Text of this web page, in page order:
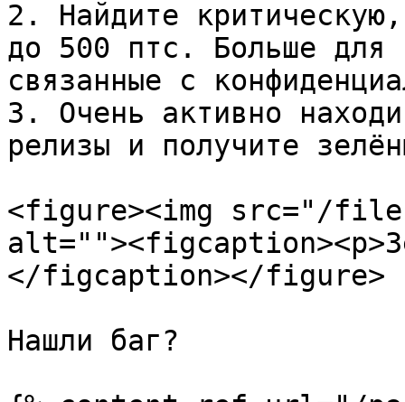
2. Найдите
до 500 птс. Больше для
связанные с
3. Очень активно
релизы и получите
<figure><img src="/
</figcaption></figure>
Нашли баг?